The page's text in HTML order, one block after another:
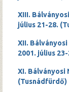
XIII.
július 21-28.
XII.
2001. július
XI. Bálványosi
(Tusnádfürdő)